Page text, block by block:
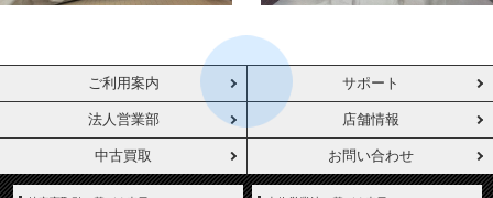
ご利用案内 サポート
法人営業部 店舗情報
中古買取 お問い合わせ